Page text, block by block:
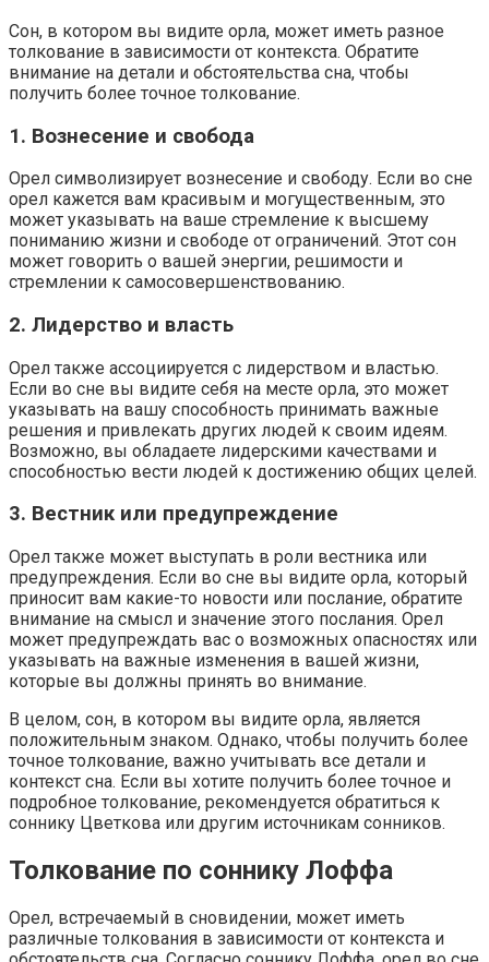
Сон, в котором вы видите орла, может иметь разное
толкование в зависимости от контекста. Обратите
внимание на детали и обстоятельства сна, чтобы
получить более точное толкование.
1. Вознесение и свобода
Орел символизирует вознесение и свободу. Если во сне
орел кажется вам красивым и могущественным, это
может указывать на ваше стремление к высшему
пониманию жизни и свободе от ограничений. Этот сон
может говорить о вашей энергии, решимости и
стремлении к самосовершенствованию.
2. Лидерство и власть
Орел также ассоциируется с лидерством и властью.
Если во сне вы видите себя на месте орла, это может
указывать на вашу способность принимать важные
решения и привлекать других людей к своим идеям.
Возможно, вы обладаете лидерскими качествами и
способностью вести людей к достижению общих целей.
3. Вестник или предупреждение
Орел также может выступать в роли вестника или
предупреждения. Если во сне вы видите орла, который
приносит вам какие-то новости или послание, обратите
внимание на смысл и значение этого послания. Орел
может предупреждать вас о возможных опасностях или
указывать на важные изменения в вашей жизни,
которые вы должны принять во внимание.
В целом, сон, в котором вы видите орла, является
положительным знаком. Однако, чтобы получить более
точное толкование, важно учитывать все детали и
контекст сна. Если вы хотите получить более точное и
подробное толкование, рекомендуется обратиться к
соннику Цветкова или другим источникам сонников.
Толкование по соннику Лоффа
Орел, встречаемый в сновидении, может иметь
различные толкования в зависимости от контекста и